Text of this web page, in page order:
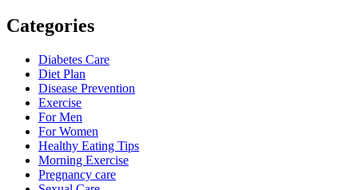
Categories
Diabetes Care
Diet Plan
Disease Prevention
Exercise
For Men
For Women
Healthy Eating Tips
Morning Exercise
Pregnancy care